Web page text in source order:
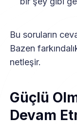
Bu soruların
Bazen
netleşir.
Güçlü
Devam